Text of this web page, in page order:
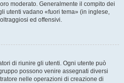
moderato. Generalmente il compito dei
utenti vadano «fuori tema» (in inglese,
ed offensivi.
di riunire gli utenti. Ogni utente può
possono venire assegnati diversi
nelle operazioni di creazione di